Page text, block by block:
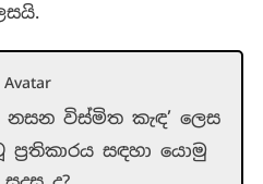
නසන විස්මිත කැඳ’ ලෙස
සඳහා යොමු